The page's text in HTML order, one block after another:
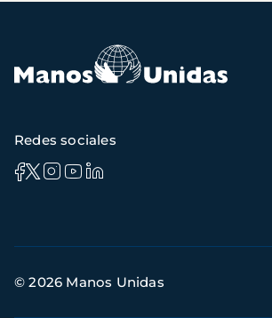
Redes sociales
de
© 2026 Manos Unidas